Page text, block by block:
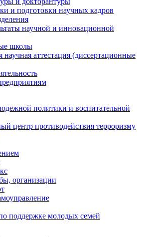
и подготовки научных кадров
научной и инновационной
школы
научная аттестация (диссертационные
политики и воспитательной
центр противодействия терроризму
организации
поддержке молодых семей